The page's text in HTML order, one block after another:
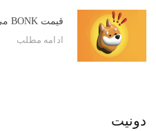
قیمت BONK می تواند افزایش یابد ؟
ادامه مطلب
دونیت